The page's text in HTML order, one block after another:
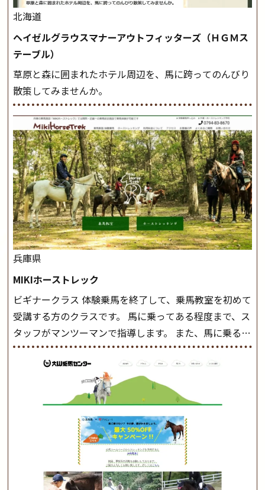
北海道
ヘイゼルグラウスマナーアウトフィッターズ（ＨＧＭス
テーブル）
草原と森に囲まれたホテル周辺を、馬に跨ってのんびり
散策してみませんか。
兵庫県
MIKIホーストレック
ビギナークラス 体験乗馬を終了して、乗馬教室を初めて
受講する方のクラスです。 馬に乗ってある程度まで、ス
タッフがマンツーマンで指導します。 また、馬に乗るだ
けでなく、馬の手入れや馬装（鞍などを装着する） も
このクラスで把握し、「馬に触れること」にも慣れてい
きましょう。 スタートクラス ビギナークラスで単独で
軽速歩(けいはやあし)ができるようになったら スタート
クラスへ。 グループレッスンで馬のスピードを調整し
ながら 軽速歩・正反撞(せいはんどう)を学びます。 安定
した手綱操作と軽速歩・正反撞ができるようになれば
駈歩(かけあし)練習に入ります。 ホップクラス スタート
クラスで常歩(なみあし)や 速歩、駈歩の初歩をマスター